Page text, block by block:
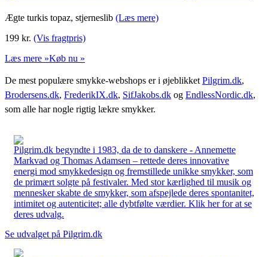
Ægte turkis topaz, stjerneslib (Læs mere)
199 kr. (Vis fragtpris)
Læs mere »Køb nu »
De mest populære smykke-webshops er i øjeblikket Pilgrim.dk,
Brodersens.dk, FrederikIX.dk, SifJakobs.dk og EndlessNordic.dk,
som alle har nogle rigtig lækre smykker.
Pilgrim.dk begyndte i 1983, da de to danskere - Annemette
Markvad og Thomas Adamsen – rettede deres innovative
energi mod smykkedesign og fremstillede unikke smykker, som
de primært solgte på festivaler. Med stor kærlighed til musik og
mennesker skabte de smykker, som afspejlede deres spontanitet,
intimitet og autenticitet; alle dybtfølte værdier. Klik her for at se
deres udvalg.
Se udvalget på Pilgrim.dk